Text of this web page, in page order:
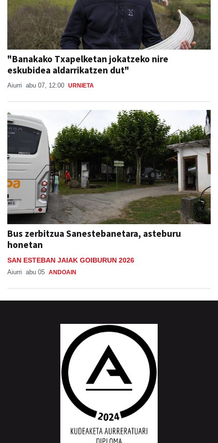
"Banakako Txapelketan jokatzeko nire
eskubidea aldarrikatzen dut"
Aiurri abu 07, 12:00 URNIETA
Bus zerbitzua Sanestebanetara, asteburu
honetan
SAN ESTEBAN JAIAK GOIBURUN 2026